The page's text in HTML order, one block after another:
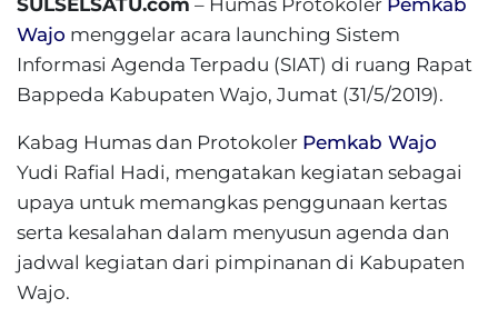
SULSELSATU.com – Humas Protokoler Pemkab
Wajo menggelar acara launching Sistem
Informasi Agenda Terpadu (SIAT) di ruang Rapat
Bappeda Kabupaten Wajo, Jumat (31/5/2019).
Kabag Humas dan Protokoler Pemkab Wajo
Yudi Rafial Hadi, mengatakan kegiatan sebagai
upaya untuk memangkas penggunaan kertas
serta kesalahan dalam menyusun agenda dan
jadwal kegiatan dari pimpinanan di Kabupaten
Wajo.